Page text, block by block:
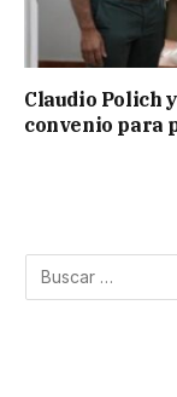
Claudio Polich
convenio para